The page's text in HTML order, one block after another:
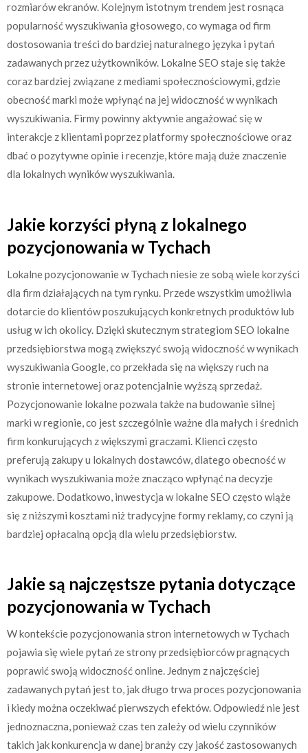
rozmiarów ekranów. Kolejnym istotnym trendem jest rosnąca
popularność wyszukiwania głosowego, co wymaga od firm
dostosowania treści do bardziej naturalnego języka i pytań
zadawanych przez użytkowników. Lokalne SEO staje się także
coraz bardziej związane z mediami społecznościowymi, gdzie
obecność marki może wpłynąć na jej widoczność w wynikach
wyszukiwania. Firmy powinny aktywnie angażować się w
interakcje z klientami poprzez platformy społecznościowe oraz
dbać o pozytywne opinie i recenzje, które mają duże znaczenie
dla lokalnych wyników wyszukiwania.
Jakie korzyści płyną z lokalnego
pozycjonowania w Tychach
Lokalne pozycjonowanie w Tychach niesie ze sobą wiele korzyści
dla firm działających na tym rynku. Przede wszystkim umożliwia
dotarcie do klientów poszukujących konkretnych produktów lub
usług w ich okolicy. Dzięki skutecznym strategiom SEO lokalne
przedsiębiorstwa mogą zwiększyć swoją widoczność w wynikach
wyszukiwania Google, co przekłada się na większy ruch na
stronie internetowej oraz potencjalnie wyższą sprzedaż.
Pozycjonowanie lokalne pozwala także na budowanie silnej
marki w regionie, co jest szczególnie ważne dla małych i średnich
firm konkurujących z większymi graczami. Klienci często
preferują zakupy u lokalnych dostawców, dlatego obecność w
wynikach wyszukiwania może znacząco wpłynąć na decyzje
zakupowe. Dodatkowo, inwestycja w lokalne SEO często wiąże
się z niższymi kosztami niż tradycyjne formy reklamy, co czyni ją
bardziej opłacalną opcją dla wielu przedsiębiorstw.
Jakie są najczęstsze pytania dotyczące
pozycjonowania w Tychach
W kontekście pozycjonowania stron internetowych w Tychach
pojawia się wiele pytań ze strony przedsiębiorców pragnących
poprawić swoją widoczność online. Jednym z najczęściej
zadawanych pytań jest to, jak długo trwa proces pozycjonowania
i kiedy można oczekiwać pierwszych efektów. Odpowiedź nie jest
jednoznaczna, ponieważ czas ten zależy od wielu czynników
takich jak konkurencja w danej branży czy jakość zastosowanych